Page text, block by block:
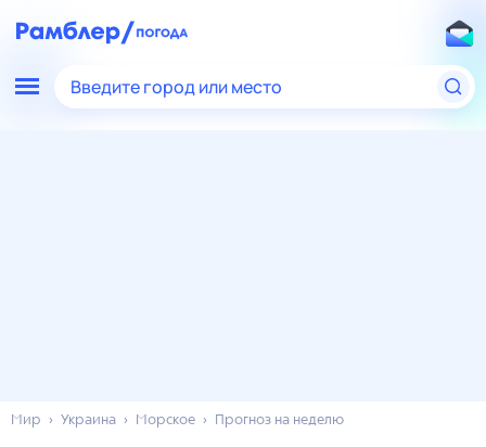
Введите город или место
Мир Украина Морское Прогноз на неделю